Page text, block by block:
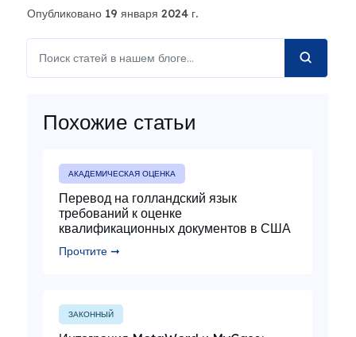
Опубликовано 19 января 2024 г.
Похожие статьи
АКАДЕМИЧЕСКАЯ ОЦЕНКА
Перевод на голландский язык
требований к оценке
квалификационных документов в США
Прочтите ➞
ЗАКОННЫЙ